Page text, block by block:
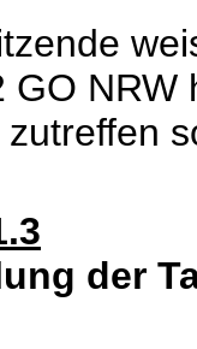
GO
der